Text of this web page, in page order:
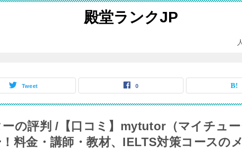
殿堂ランクJP
Tweet 0
の評判 /【口コミ】mytutor（マイチュ
料金・講師・教材、IELTS対策コースの